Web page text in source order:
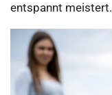
entspannt meistert.